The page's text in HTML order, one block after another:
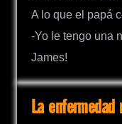
A lo que el papá
-Yo le tengo una
James!
La enfermedad